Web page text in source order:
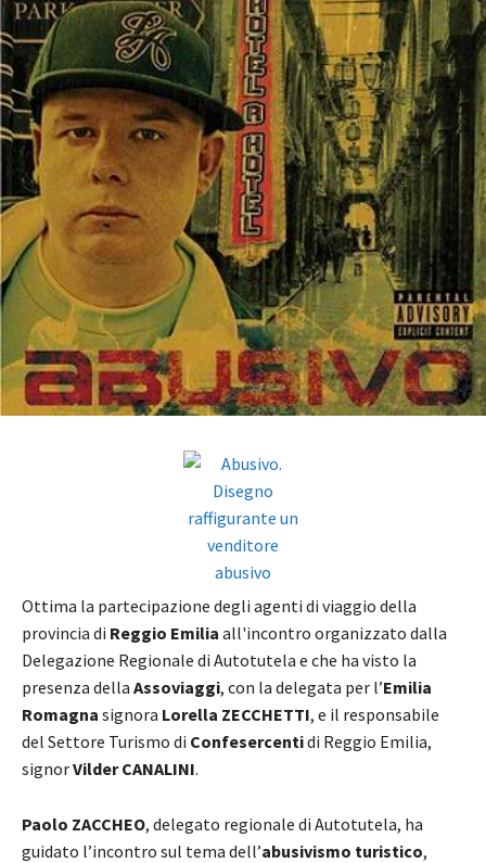
Ottima la partecipazione degli agenti di viaggio della
provincia di Reggio Emilia all'incontro organizzato dalla
Delegazione Regionale di Autotutela e che ha visto la
presenza della Assoviaggi, con la delegata per l’Emilia
Romagna signora Lorella ZECCHETTI, e il responsabile
del Settore Turismo di Confesercentidi Reggio Emilia,
signorVilder CANALINI.
Paolo ZACCHEO, delegato regionale di Autotutela, ha
guidato l’incontro sul tema dell’abusivismo turistico,